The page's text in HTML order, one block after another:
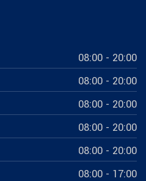
08:00 - 20:00
08:00 - 20:00
08:00 - 20:00
08:00 - 20:00
08:00 - 20:00
08:00 - 17:00